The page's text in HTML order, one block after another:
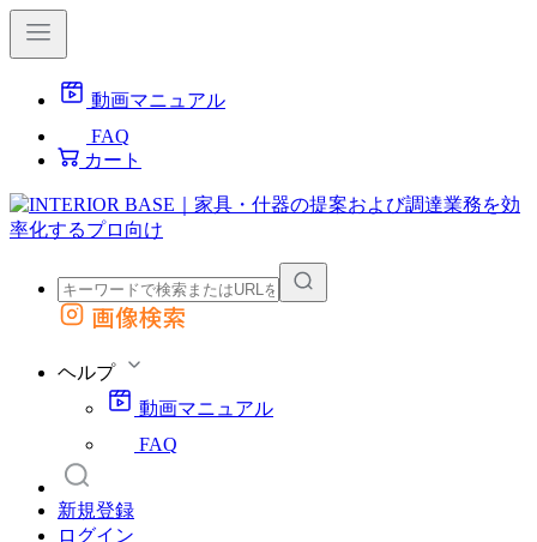
動画マニュアル
FAQ
カート
外部サイトの商品をカートに追加
画像検索
ヘルプ
動画マニュアル
FAQ
新規登録
ログイン